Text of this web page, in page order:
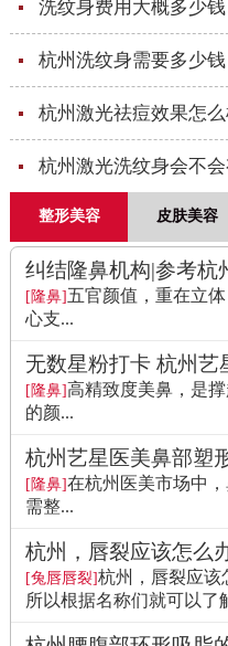
洗纹身费用大概多少钱
杭州洗纹身需要多少钱
杭州激光祛痘效果怎
杭州激光洗纹身会不
整形美容 皮肤美容
纠结隆鼻机构|参考杭
[隆鼻]五官颜值，重在立
心支...
无数星粉打卡 杭州艺
[隆鼻]高精致度美鼻，是
的颜...
杭州艺星医美鼻部塑
[隆鼻]在杭州医美市场中
需整...
杭州，唇裂应该怎么
[兔唇唇裂]杭州，唇裂应该
所以根据名称们就可以了